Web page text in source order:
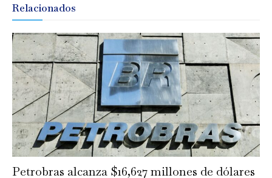
Relacionados
Petrobras alcanza $16,627 millones de dólares